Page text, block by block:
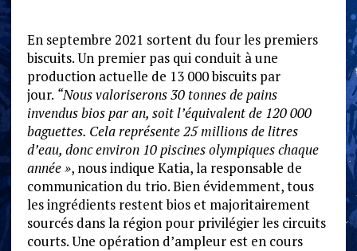
En septembre 2021 sortent du four les premiers
biscuits. Un premier pas qui conduit à une
production actuelle de 13 000 biscuits par
jour. “Nous valoriserons 30 tonnes de pains
invendus bios par an, soit l’équivalent de 120 000
baguettes. Cela représente 25 millions de litres
d’eau, donc environ 10 piscines olympiques chaque
année », nous indique Katia, la responsable de
communication du trio. Bien évidemment, tous
les ingrédients restent bios et majoritairement
sourcés dans la région pour privilégier les circuits
courts. Une opération d’ampleur est en cours